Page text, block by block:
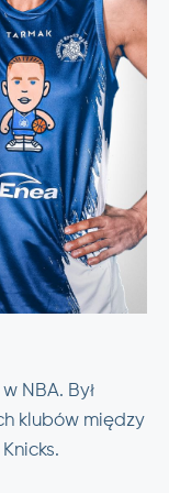
NBA. Był
klubów między